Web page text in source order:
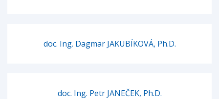
doc. Ing. Dagmar JAKUBÍKOVÁ, Ph.D.
doc. Ing. Petr JANEČEK, Ph.D.